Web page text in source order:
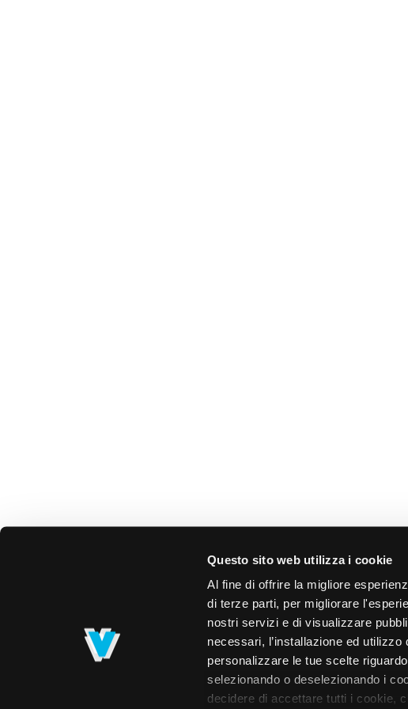
Questo sito web utilizza i cookie
Al fine di offrire la migliore
di terze parti, per migliorare
nostri servizi e di visualizzare
necessari, l’installazione ed
personalizzare le tue scelte
selezionando o deselezionando i
decidere di accettare tutti i cookie,